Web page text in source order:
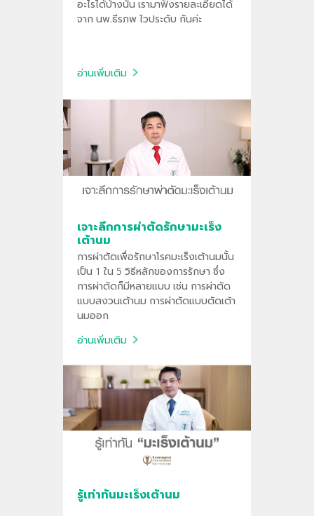
อะไรได้บ้างนั้น เรามาฟังรายละเอียดได้
จาก นพ.ธีรภพ ไวประดับ กันค่ะ
อ่านเพิ่มเติม
เจาะลึกการผ่าตัดรักษามะเร็ง
เต้านม
การผ่าตัดเพื่อรักษาโรคมะเร็งเต้านมนั้น
เป็น 1 ใน 5 วิธีหลักของการรักษา ซึ่ง
การผ่าตัดก็มีหลายแบบ เช่น การผ่าตัด
แบบสงวนเต้านม การผ่าตัดแบบตัดเต้า
นมออก
อ่านเพิ่มเติม
รู้เท่าทันมะเร็งเต้านม